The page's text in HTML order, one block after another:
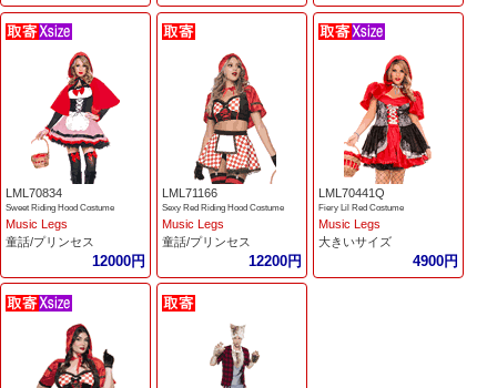
LML70834
Sweet Riding Hood Costume
Music Legs
童話/プリンセス
12000円
LML71166
Sexy Red Riding Hood Costume
Music Legs
童話/プリンセス
12200円
LML70441Q
Fiery Lil Red Costume
Music Legs
大きいサイズ
4900円